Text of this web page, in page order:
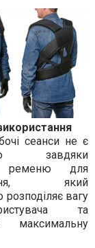
сеанси не є
завдяки
ременю для
який
вагу
та
максимальну